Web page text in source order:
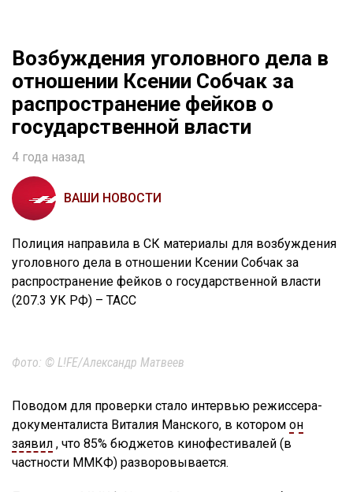
Возбуждения уголовного дела в
отношении Ксении Собчак за
распространение фейков о
государственной власти
4 года назад
ВАШИ НОВОСТИ
Полиция направила в СК материалы для возбуждения
уголовного дела в отношении Ксении Собчак за
распространение фейков о государственной власти
(207.3 УК РФ) – ТАСС
Фото: © L!FE/Александр Матвеев
Поводом для проверки стало интервью режиссера-
документалиста Виталия Манского, в котором он
заявил , что 85% бюджетов кинофестивалей (в
частности ММКФ) разворовывается.